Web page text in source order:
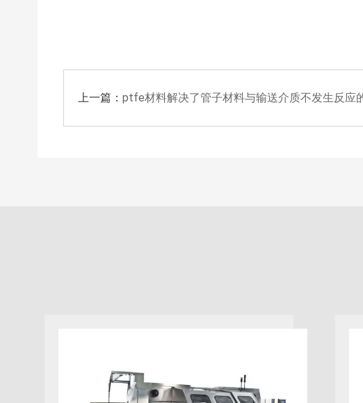
上一篇： ptfe材料解决了管子材料与输送介质不发生反应